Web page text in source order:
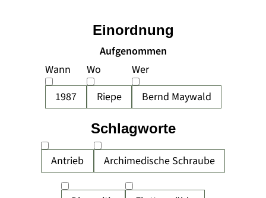
Aufgenommen
Wann
1987
Wo
Riepe
Wer
Bernd Maywald
Antrieb Archimedische Schraube
Einordnung
Schlagworte